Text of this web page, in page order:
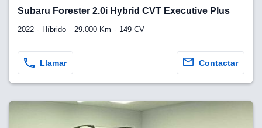
Subaru Forester 2.0i Hybrid CVT Executive Plus
2022 Híbrido 29.000 Km 149 CV
Llamar Contactar